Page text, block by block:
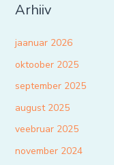
Arhiiv
jaanuar 2026
oktoober 2025
september 2025
august 2025
veebruar 2025
november 2024